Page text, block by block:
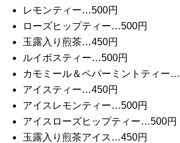
レモンティー…500円
ローズヒップティー…500円
玉露入り煎茶…450円
ルイボスティー…500円
カモミール＆ペパーミントティー
アイスティー…450円
アイスレモンティー…500円
アイスローズヒップティー…500円
玉露入り煎茶アイス…450円